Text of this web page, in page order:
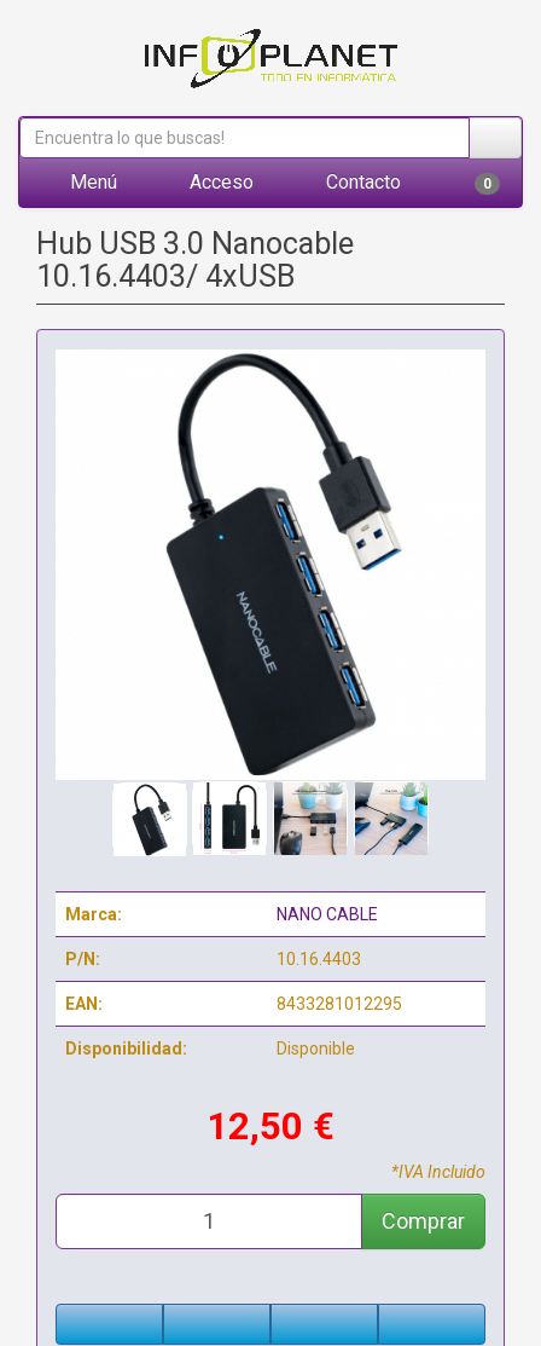
Menú Acceso Contacto 0
Hub USB 3.0 Nanocable
10.16.4403/ 4xUSB
Marca: NANO CABLE
P/N: 10.16.4403
EAN: 8433281012295
Disponibilidad: Disponible
12,50 €
*IVA Incluido
Comprar